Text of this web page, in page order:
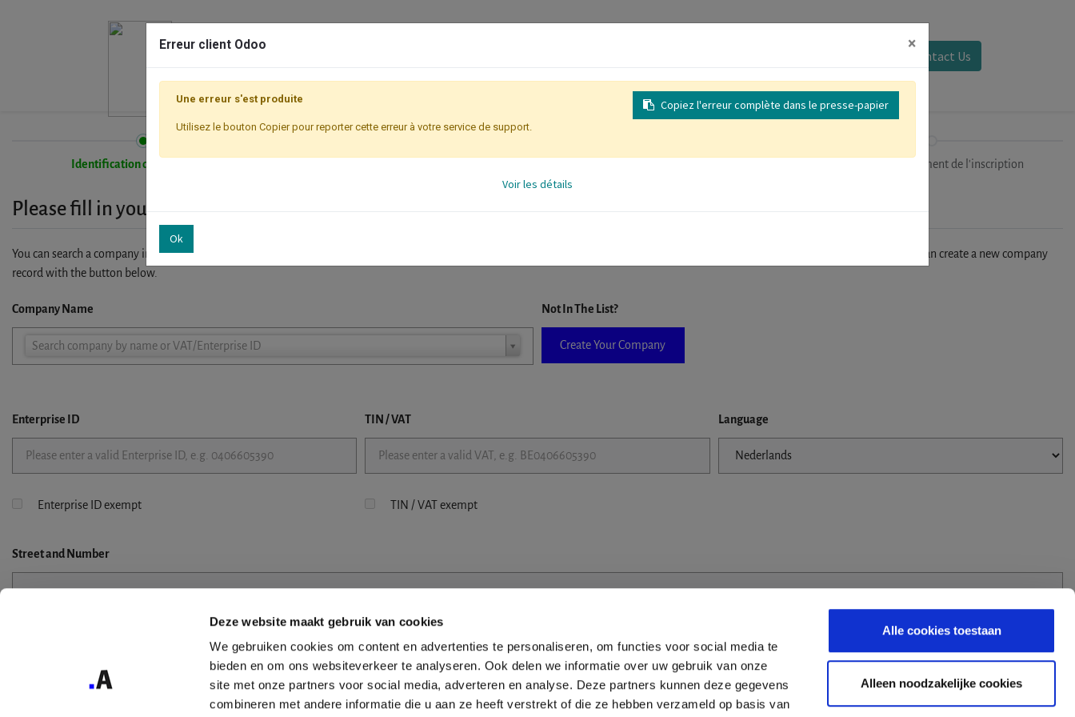
Deze website maakt gebruik van cookies
We gebruiken cookies om content en advertenties te personaliseren, om functies voor social media te
bieden en om ons websiteverkeer te analyseren. Ook delen we informatie over uw gebruik van onze
site met onze partners voor social media, adverteren en analyse. Deze partners kunnen deze gegevens
combineren met andere informatie die u aan ze heeft verstrekt of die ze hebben verzameld op basis van
Alle cookies toestaan
Alleen noodzakelijke cookies
Contact Us
Identification de l'entreprise Finalisation/Paiement de l'inscription
Please fill in your company details
You can search a company in our database by name, VAT or enterprise ID. When a company is selected it will auto-complete the form. If you don't find your company in our database, you can create a new company
record with the button below.
Company Name
Search company by name or VAT/Enterprise ID
Company
Not In The List?
Create Your Company
Enterprise ID TIN / VAT Language
Enterprise ID exempt TIN / VAT exempt
Streetand Number
Erreur client Odoo ×
Copiez l'erreur complète dans le presse-papier
Une erreur s'est produite
Utilisez le bouton Copier pour reporter cette erreur à votre service de support.
Voir les détails
Ok